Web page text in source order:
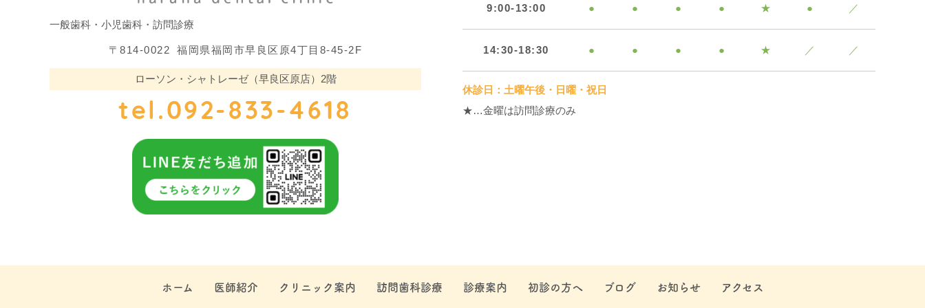
一般歯科・小児歯科・訪問診療
〒814-0022 福岡県福岡市早良区原4丁目8-45-2F
ローソン・シャトレーゼ（早良区原店）2階
tel.092-833-4618
9:00-13:00 ● ● ● ● ★ ● ／
14:30-18:30 ● ● ● ● ★ ／ ／
休診日：土曜午後・日曜・祝日
★…金曜は訪問診療のみ
ホーム 医師紹介 クリニック案内 訪問歯科診療 診療案内 初診の方へ ブログ お知らせ アクセス